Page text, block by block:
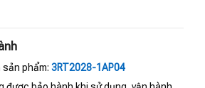
phẩm: 3RT2028-1AP04